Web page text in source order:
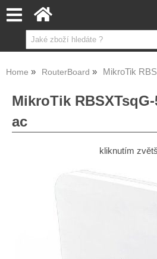
Home RouterBoard MikroTik
MikroTik
ac
kliknutím